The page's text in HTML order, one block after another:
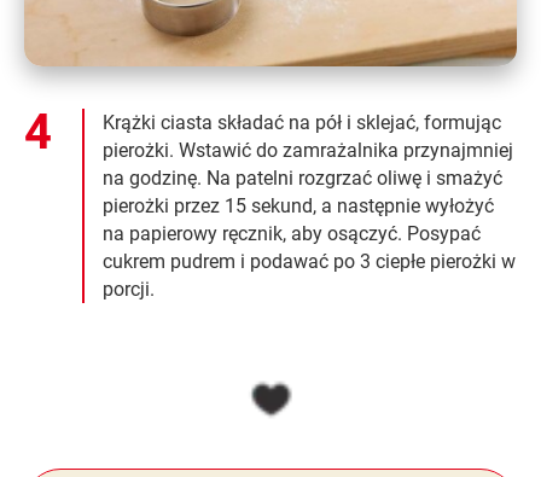
Krążki ciasta składać na pół i sklejać, formując
pierożki. Wstawić do zamrażalnika przynajmniej
na godzinę. Na patelni rozgrzać oliwę i smażyć
pierożki przez 15 sekund, a następnie wyłożyć
na papierowy ręcznik, aby osączyć. Posypać
cukrem pudrem i podawać po 3 ciepłe pierożki w
porcji.